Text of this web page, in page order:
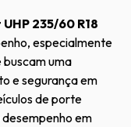
235/60 R18
especialmente
uma
e segurança em
de porte
em